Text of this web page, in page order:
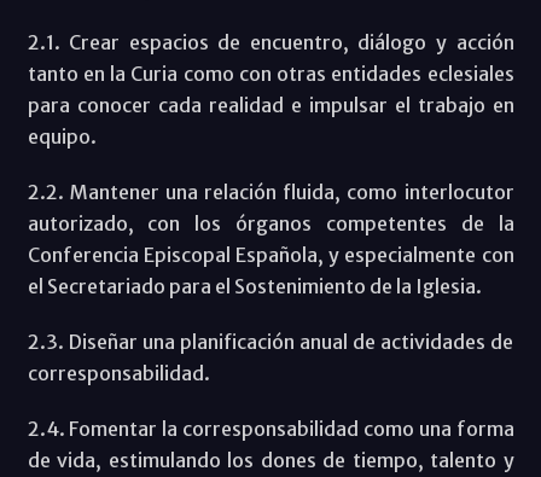
2.1. Crear espacios de encuentro, diálogo y acción
tanto en la Curia como con otras entidades eclesiales
para conocer cada realidad e impulsar el trabajo en
equipo.
2.2. Mantener una relación fluida, como interlocutor
autorizado, con los órganos competentes de la
Conferencia Episcopal Española, y especialmente con
el Secretariado para el Sostenimiento de la Iglesia.
2.3. Diseñar una planificación anual de actividades de
corresponsabilidad.
2.4. Fomentar la corresponsabilidad como una forma
de vida, estimulando los dones de tiempo, talento y